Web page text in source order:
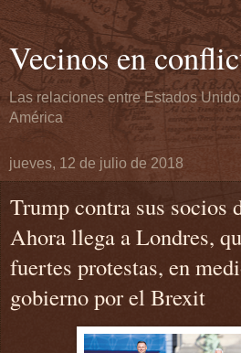
Vecinos en
Las relaciones entre Estados
América
jueves, 12 de julio de 2018
Trump contra sus socios
Ahora llega a Londres,
fuertes protestas, en
gobierno por el Brexit